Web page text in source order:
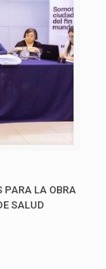
PARA LA OBRA
SALUD